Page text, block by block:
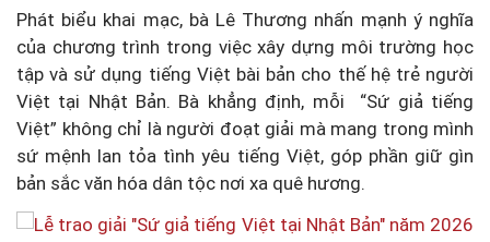
Phát biểu khai mạc, bà Lê Thương nhấn mạnh ý nghĩa
của chương trình trong việc xây dựng môi trường học
tập và sử dụng tiếng Việt bài bản cho thế hệ trẻ người
Việt tại Nhật Bản. Bà khẳng định, mỗi
“Sứ giả tiếng
Việt” không chỉ là người đoạt giải mà mang trong mình
sứ mệnh lan tỏa tình yêu tiếng Việt, góp phần giữ gìn
bản sắc văn hóa dân tộc nơi xa quê hương.